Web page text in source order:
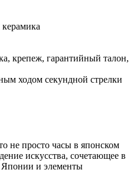
крепеж, гарантийный талон,
ходом секундной стрелки
не просто часы в японском
искусства, сочетающее в
Японии и элементы